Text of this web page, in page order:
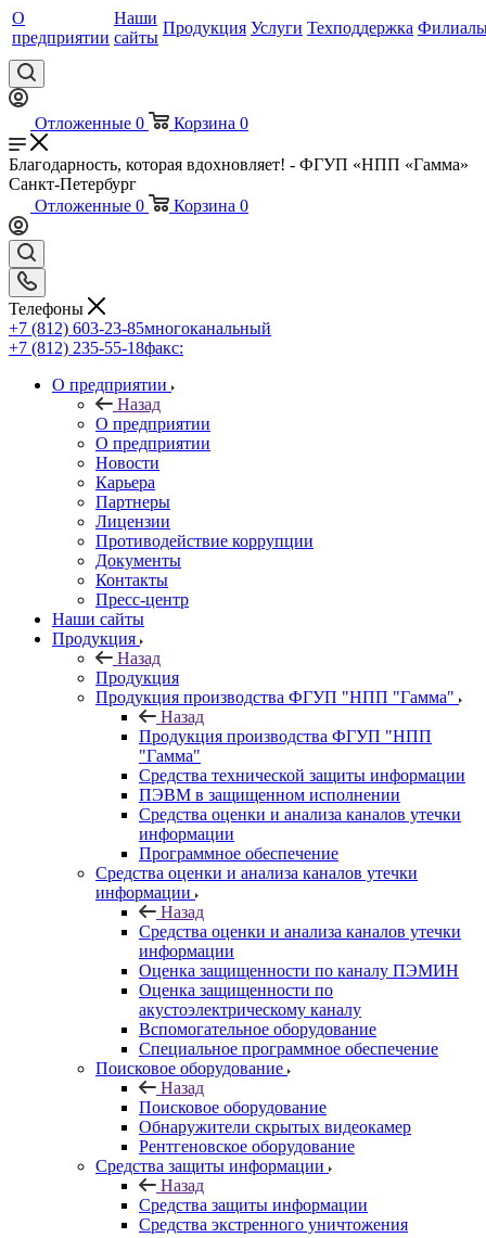
О
предприятии
Наши
сайты
Продукция Услуги Техподдержка
Отложенные 0 Корзина 0
Благодарность, которая вдохновляет! - ФГУП «НПП «Гамма»
Санкт-Петербург
Отложенные 0 Корзина 0
Телефоны
+7 (812) 603-23-85многоканальный
+7 (812) 235-55-18факс:
О предприятии
Назад
О предприятии
О предприятии
Новости
Карьера
Партнеры
Лицензии
Противодействие коррупции
Документы
Контакты
Пресс-центр
Наши сайты
Продукция
Назад
Продукция
Продукция производства ФГУП "НПП "Гамма"
Назад
Продукция производства ФГУП "НПП
"Гамма"
Средства технической защиты информации
ПЭВМ в защищенном исполнении
Средства оценки и анализа каналов утечки
информации
Программное обеспечение
Средства оценки и анализа каналов утечки
информации
Назад
Средства оценки и анализа каналов утечки
информации
Оценка защищенности по каналу ПЭМИН
Оценка защищенности по
акустоэлектрическому каналу
Вспомогательное оборудование
Специальное программное обеспечение
Поисковое оборудование
Назад
Поисковое оборудование
Обнаружители скрытых видеокамер
Рентгеновское оборудование
Средства защиты информации
Назад
Средства защиты информации
Средства экстренного уничтожения